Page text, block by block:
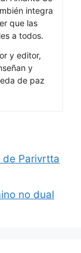
integra
que las
a todos.
y editor,
y
de paz
de Parivrtta
no dual